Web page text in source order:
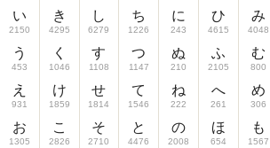
い
2150
う
453
え
931
お
1305
き
4295
く
1046
け
1859
こ
2826
し
6279
す
1108
せ
1814
そ
2710
ち
1226
つ
1147
て
1546
と
4476
に
243
ぬ
210
ね
222
の
2008
ひ
4615
ふ
2105
へ
261
ほ
654
み
4048
む
800
め
306
も
1567